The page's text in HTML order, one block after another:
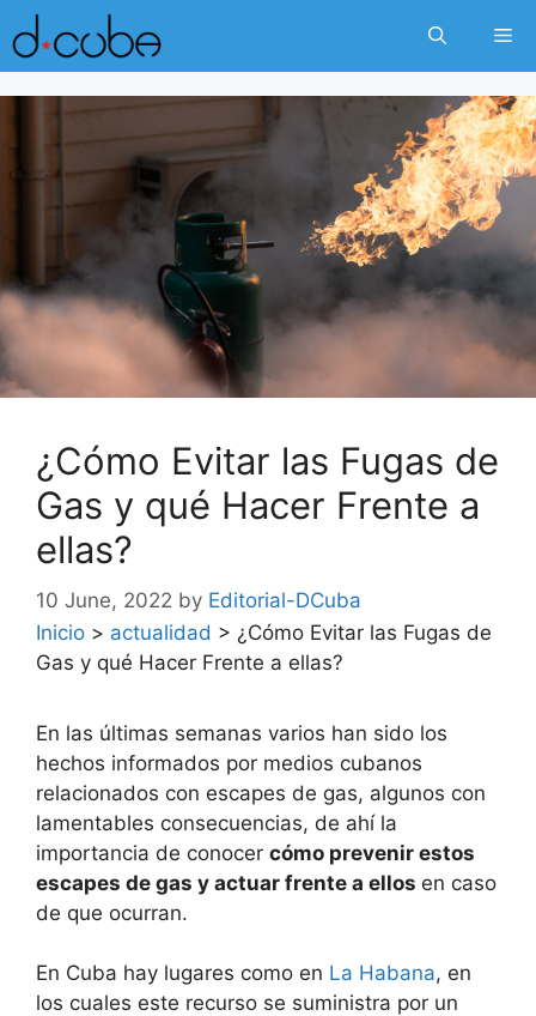
Skip
to
content
¿Cómo Evitar las Fugas de
Gas y qué Hacer Frente a
ellas?
10 June, 2022 by Editorial-DCuba
Inicio > actualidad > ¿Cómo Evitar las Fugas de
Gas y qué Hacer Frente a ellas?
En las últimas semanas varios han sido los
hechos informados por medios cubanos
relacionados con escapes de gas, algunos con
lamentables consecuencias, de ahí la
importancia de conocer cómo prevenir estos
escapes de gas y actuar frente a ellos en caso
de que ocurran.
En Cuba hay lugares como en La Habana, en
los cuales este recurso se suministra por un